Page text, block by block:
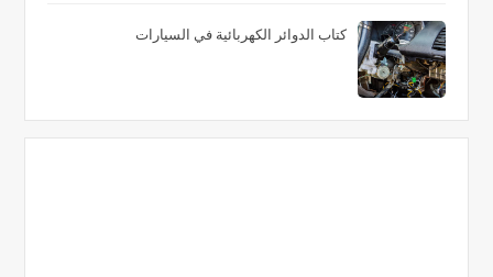
كتاب الدوائر الكهربائية في السيارات